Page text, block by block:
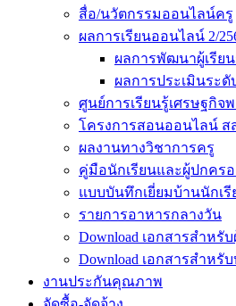
สื่อ/นวัตกรรมออนไลน์ครู
ผลการเรียนออนไลน์ 2/
ผลการพัฒนาผู้เรีย
ผลการประเมินระ
ศูนย์การเรียนรู้เศรษฐกิจพ
โครงการสอนออนไลน์ ส
ผลงานทางวิชาการครู
คู่มือนักเรียนและผู้ปกคร
แบบบันทึกเยี่ยมบ้านนักเรี
รายการอาหารกลางวัน
Download เอกสารสำหรั
Download เอกสารสำหรั
งานประกันคุณภาพ